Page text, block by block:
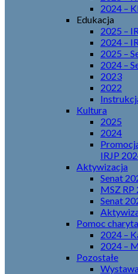
2024 –
Edukacja
2025 –
2024 –
2025 –
2024 –
2023
2022
Kultura
2025
2024
IRJP
Aktywizacja
Senat
MSZ RP
Senat
Pomoc
2024 –
2024 –
Pozostałe